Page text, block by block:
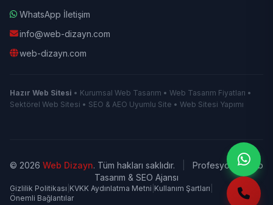
WhatsApp İletişim
info@web-dizayn.com
web-dizayn.com
Hazır Web Sitesi • Kurumsal Web Tasarım • Web Tasarım Fiyatları •
Sektörel Web Sitesi • SEO & AEO Uyumlu Site • Web Sitesi Yapımı
© 2026 Web Dizayn. Tüm hakları saklıdır.
Profesyonel Web
Tasarım & SEO Ajansı
Gizlilik Politikası KVKK Aydınlatma Metni Kullanım Şartları
Önemli Bağlantılar